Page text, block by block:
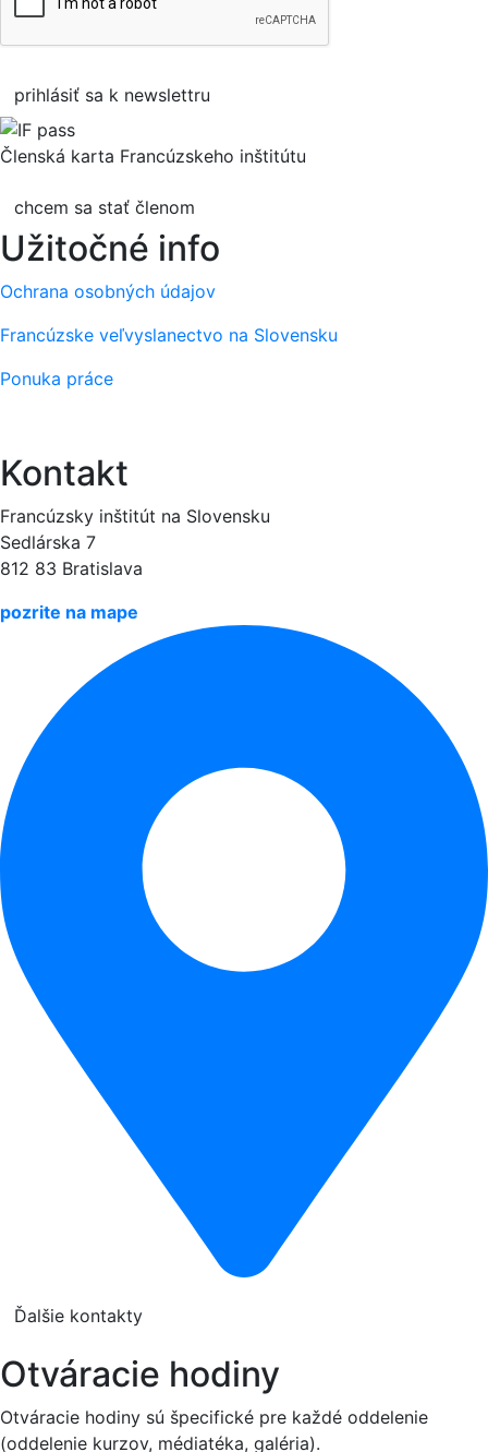
prihlásiť sa k newslettru
Členská karta Francúzskeho inštitútu
chcem sa stať členom
Užitočné info
Ochrana osobných údajov
Francúzske veľvyslanectvo na Slovensku
Ponuka práce
Kontakt
Francúzsky inštitút na Slovensku
Sedlárska 7
812 83 Bratislava
pozrite na mape
Ďalšie kontakty
Otváracie hodiny
Otváracie hodiny sú špecifické pre každé oddelenie
(oddelenie kurzov, médiatéka, galéria).